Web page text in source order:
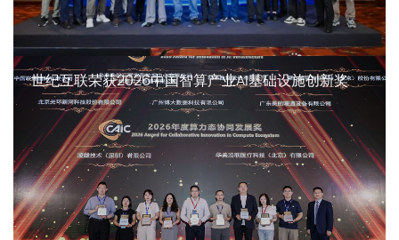
世纪互联荣获2026中国智算产业AI基础设施创新奖